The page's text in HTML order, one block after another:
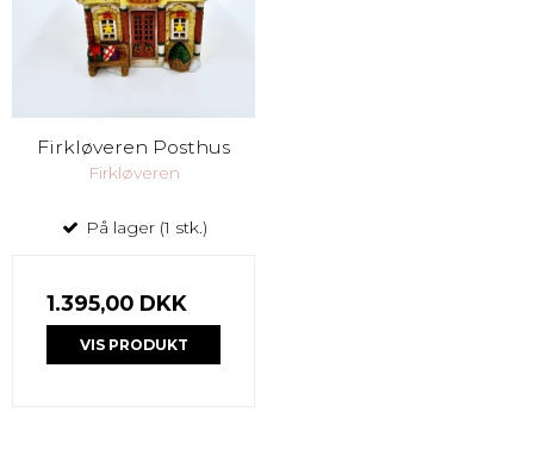
Firkløveren Posthus
Firkløveren
På lager (1 stk.)
1.395,00 DKK
VIS PRODUKT